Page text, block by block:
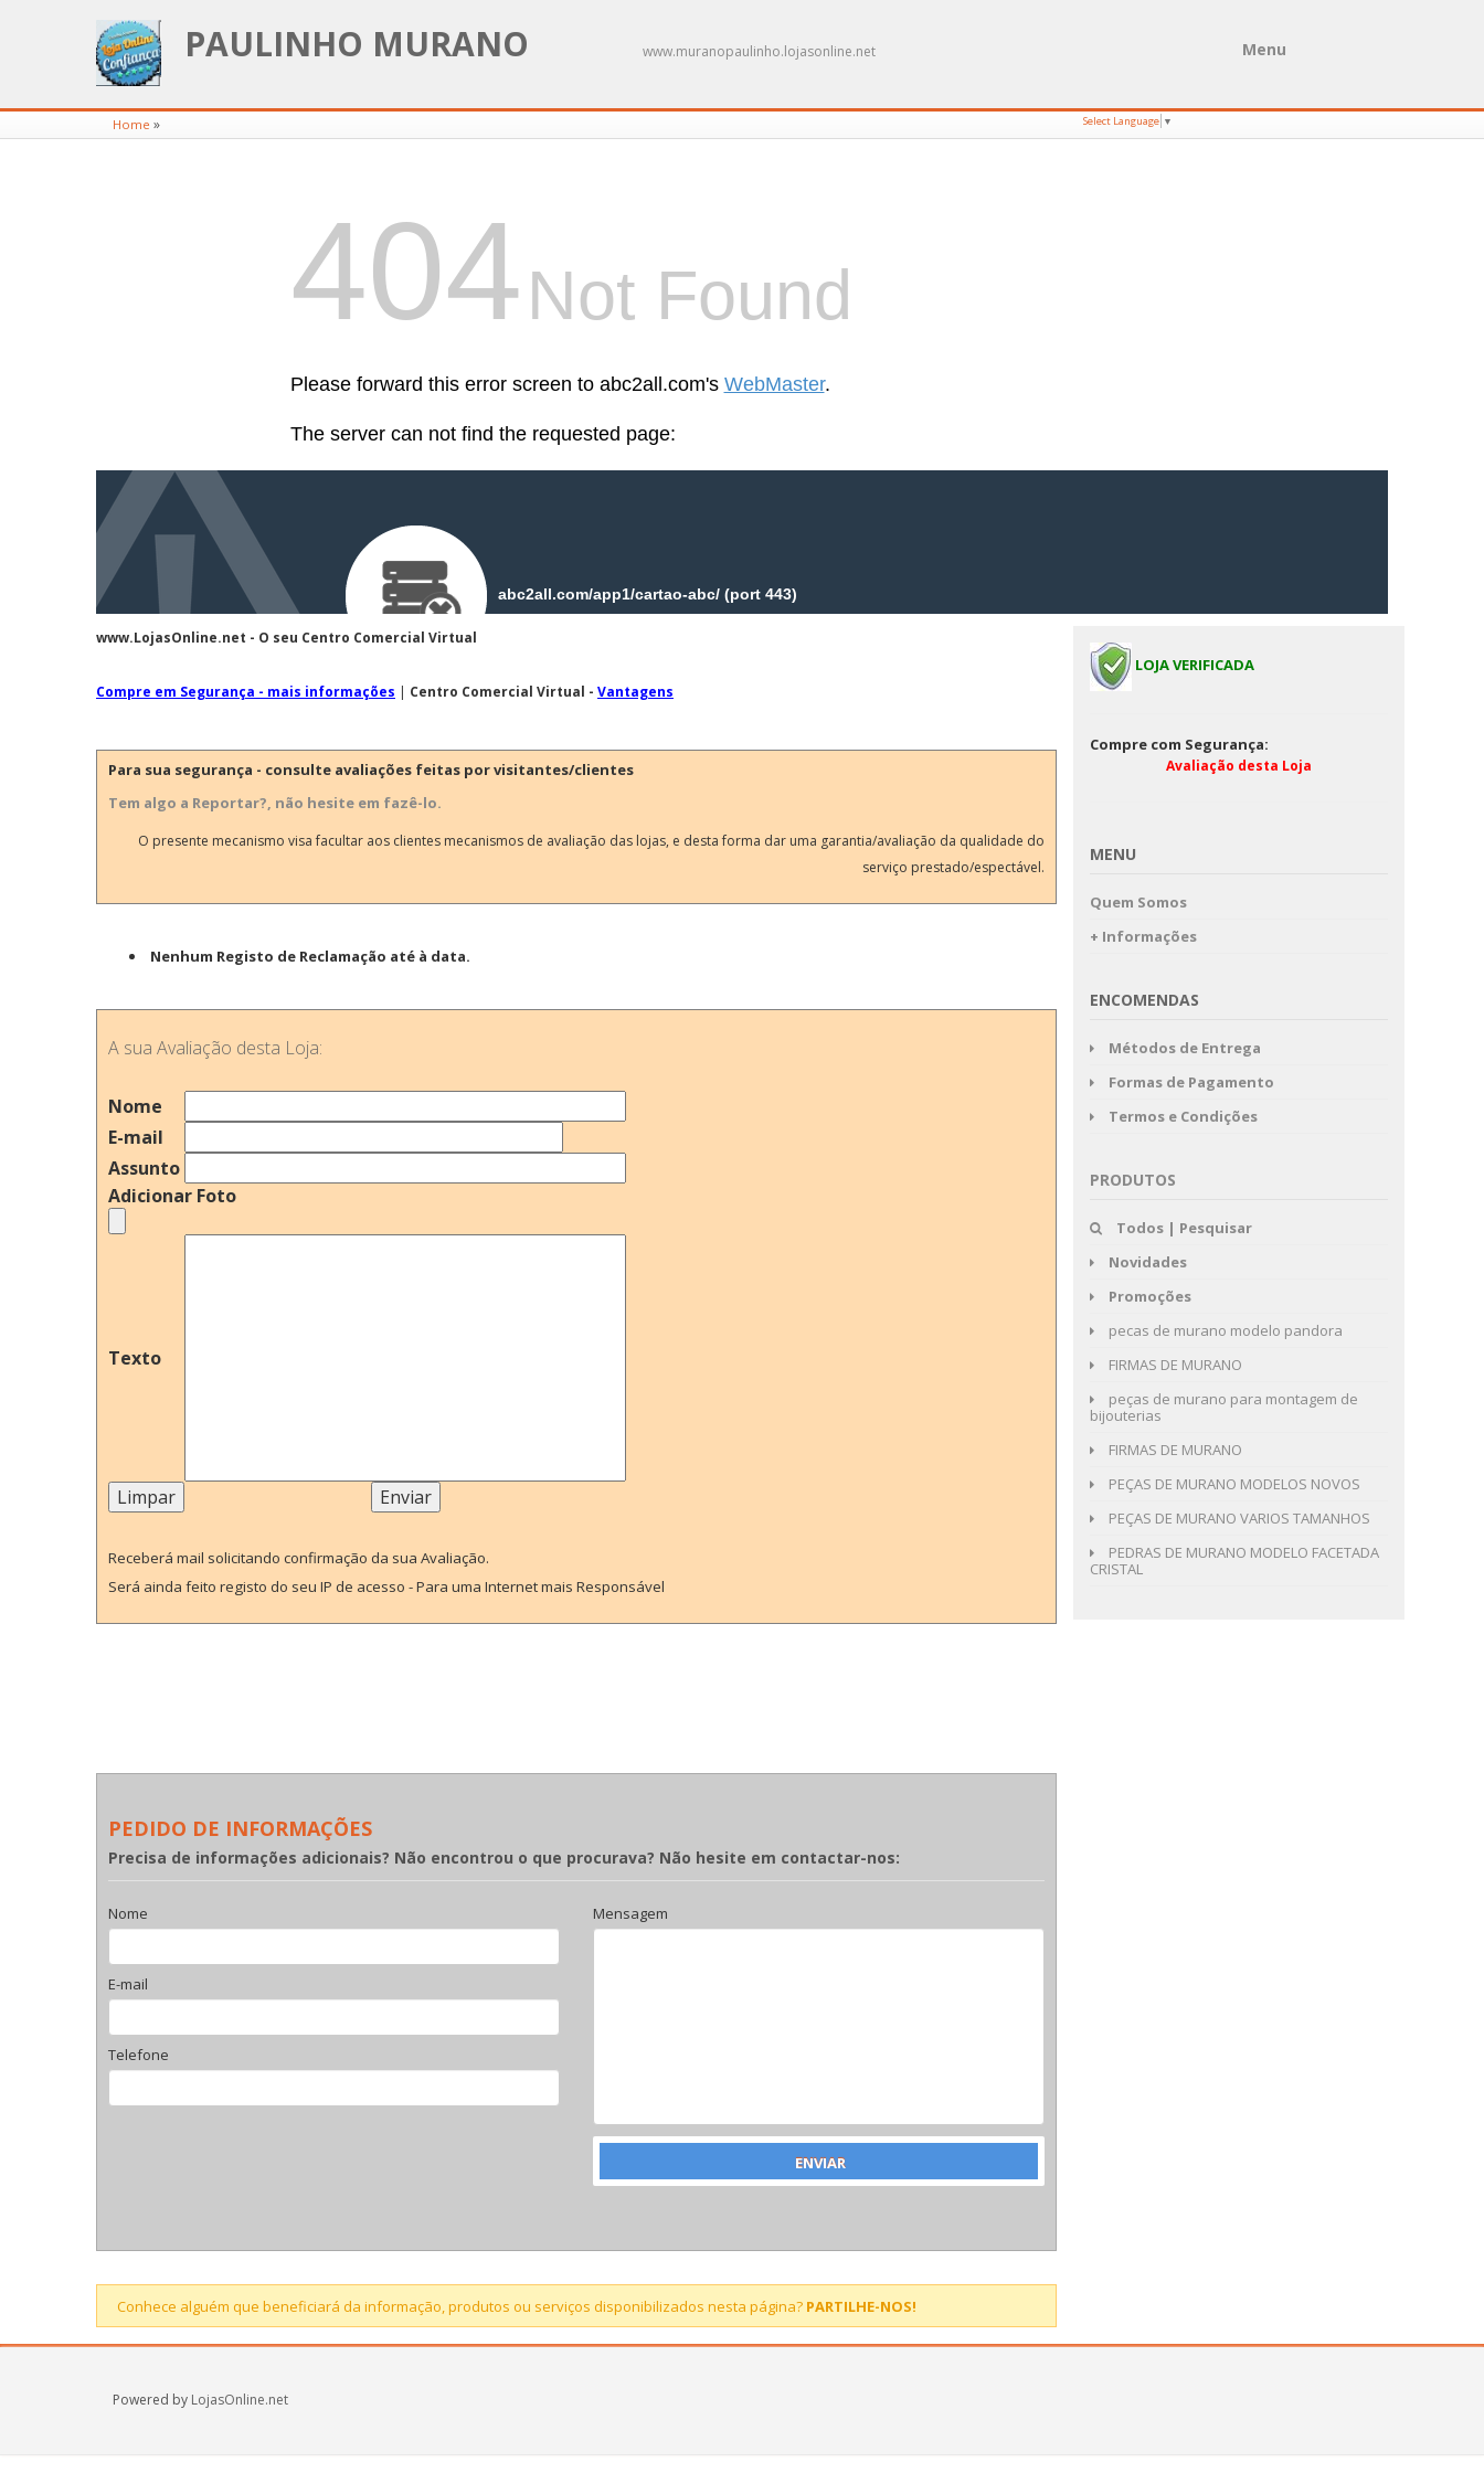
PAULINHO MURANO www.muranopaulinho.lojasonline.net Menu
Home » Select Language ▼
www.LojasOnline.net - O seu Centro Comercial Virtual
Compre em Segurança - mais informações | Centro Comercial Virtual - Vantagens
Para sua segurança - consulte avaliações feitas por visitantes/clientes
Tem algo a Reportar?, não hesite em fazê-lo.
O presente mecanismo visa facultar aos clientes mecanismos de avaliação das lojas, e desta forma dar uma garantia/avaliação da qualidade do
serviço prestado/espectável.
Nenhum Registo de Reclamação até à data.
A sua Avaliação desta Loja:
Nome
E-mail
Assunto
Adicionar Foto
Texto
Receberá mail solicitando confirmação da sua Avaliação.
Será ainda feito registo do seu IP de acesso - Para uma Internet mais Responsável
PEDIDO DE INFORMAÇÕES
Precisa de informações adicionais? Não encontrou o que procurava? Não hesite em contactar-nos:
Nome
E-mail
Telefone
Mensagem
Conhece alguém que beneficiará da informação, produtos ou serviços disponibilizados nesta página? PARTILHE-NOS!
LOJA VERIFICADA
Compre com Segurança:
Avaliação desta Loja
MENU
Quem Somos
+ Informações
ENCOMENDAS
Métodos de Entrega
Formas de Pagamento
Termos e Condições
PRODUTOS
Todos | Pesquisar
Novidades
Promoções
pecas de murano modelo pandora
FIRMAS DE MURANO
peças de murano para montagem de
bijouterias
FIRMAS DE MURANO
PEÇAS DE MURANO MODELOS NOVOS
PEÇAS DE MURANO VARIOS TAMANHOS
PEDRAS DE MURANO MODELO FACETADA
CRISTAL
Powered by LojasOnline.net